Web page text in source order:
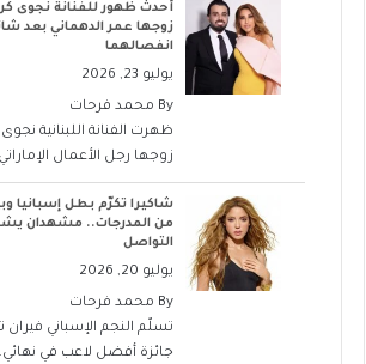
أحدث ظهور للفنانة نجوى
زوجها عمر الدهماني بعد
انفصالهما
يوليو 23, 2026
By محمد فرحات
ظهرت الفنانة اللبنانية
زوجها رجل الأعمال
شاكيرا تكرّم بطل إسبانيا
من المدرجات.. مشهدان
التواصل
يوليو 20, 2026
By محمد فرحات
تسلّم النجم الإسباني
جائزة أفضل لاعب في